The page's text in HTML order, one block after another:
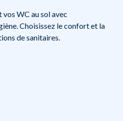
WC au sol avec
Choisissez le confort et la
de sanitaires.